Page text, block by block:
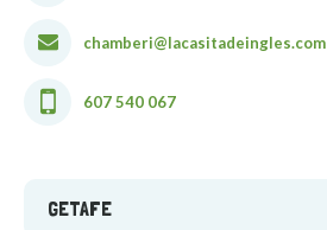
chamberi@lacasitadeingles.com
607 540 067
GETAFE